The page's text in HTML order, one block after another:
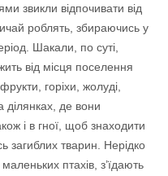
звикли відпочивати від
роблять, збираючись у
Шакали, по суті,
від місця поселення
горіхи, жолуді,
ділянках, де вони
і в гної, щоб знаходити
загиблих тварин. Нерідко
птахів, з’їдають